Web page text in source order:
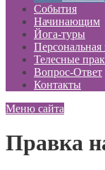
События
Начинающим
Йога-туры
Персональная
Телесные
Вопрос-Ответ
Контакты
Меню сайта
Правка